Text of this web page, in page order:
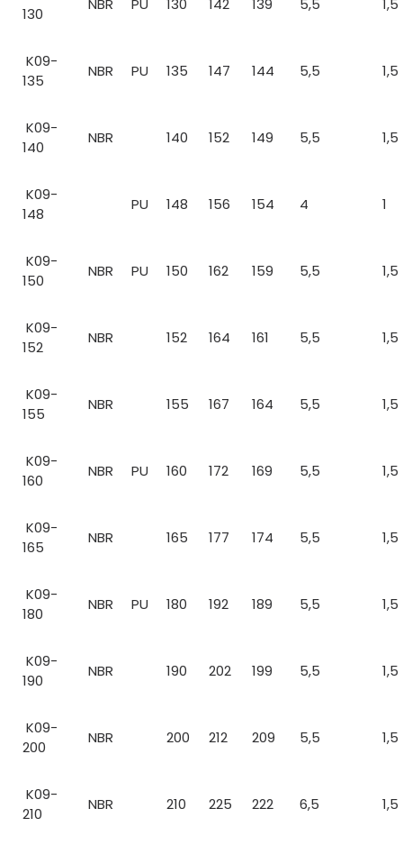
130
K09-
135
NBR PU 135 147 144 5,5 1,5
K09-
140
NBR 140 152 149 5,5 1,5
K09-
148
PU 148 156 154 4 1
K09-
150
NBR PU 150 162 159 5,5 1,5
K09-
152
NBR 152 164 161 5,5 1,5
K09-
155
NBR 155 167 164 5,5 1,5
K09-
160
NBR PU 160 172 169 5,5 1,5
K09-
165
NBR 165 177 174 5,5 1,5
K09-
180
NBR PU 180 192 189 5,5 1,5
K09-
190
NBR 190 202 199 5,5 1,5
K09-
200
NBR 200 212 209 5,5 1,5
K09-
210
NBR 210 225 222 6,5 1,5